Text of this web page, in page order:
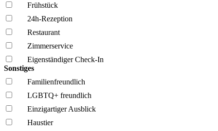
Frühstück
24h-Rezeption
Restaurant
Zimmerservice
Eigenständiger Check-In
Sonstiges
Familien­freundlich
LGBTQ+ freundlich
Einzigartiger Ausblick
Haustier